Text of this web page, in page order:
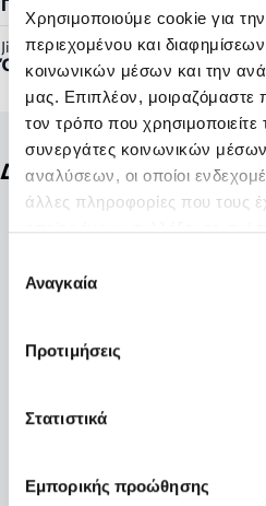
Χρησιμοποιούμε cookie για
περιεχομένου και
κοινωνικών μέσων και την
μας. Επιπλέον,
τον τρόπο που χρησιμοποιείτε
συνεργάτες κοινωνικών
αναλύσεων, οι οποίοι
άλλες πληροφορίες που τους
συγκατάθεσης
Αναγκαία
Προτιμήσεις
Στατιστικά
Εμπορικής προώθησης
Jibbitz™ Ready:
Όχι
Δείτε ακόμη
Νέο